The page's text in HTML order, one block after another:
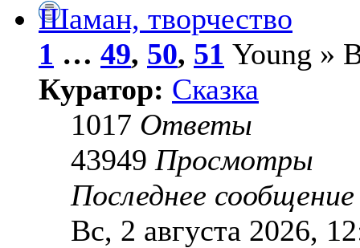
Шаман, творчество
1 … 49, 50, 51 Young »
Куратор: Сказка
1017 Ответы
43949 Просмотры
Последнее
Вс, 2 августа 2026,